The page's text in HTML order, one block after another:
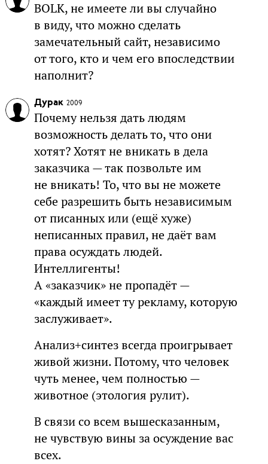
BOLK, не имеете ли вы случайно
в виду, что можно сделать
замечательный сайт, независимо
от того, кто и чем его впоследствии
наполнит?
Дурак 2009
Почему нельзя дать людям
возможность делать то, что они
хотят? Хотят не вникать в дела
заказчика — так позвольте им
не вникать! То, что вы не можете
себе разрешить быть независимым
от писанных или (ещё хуже)
неписанных правил, не даёт вам
права осуждать людей.
Интеллигенты!
А «заказчик» не пропадёт —
«каждый имеет ту рекламу, которую
заслуживает».
Анализ+синтез всегда проигрывает
живой жизни. Потому, что человек
чуть менее, чем полностью —
животное (этология рулит).
В связи со всем вышесказанным,
не чувствую вины за осуждение вас
всех.